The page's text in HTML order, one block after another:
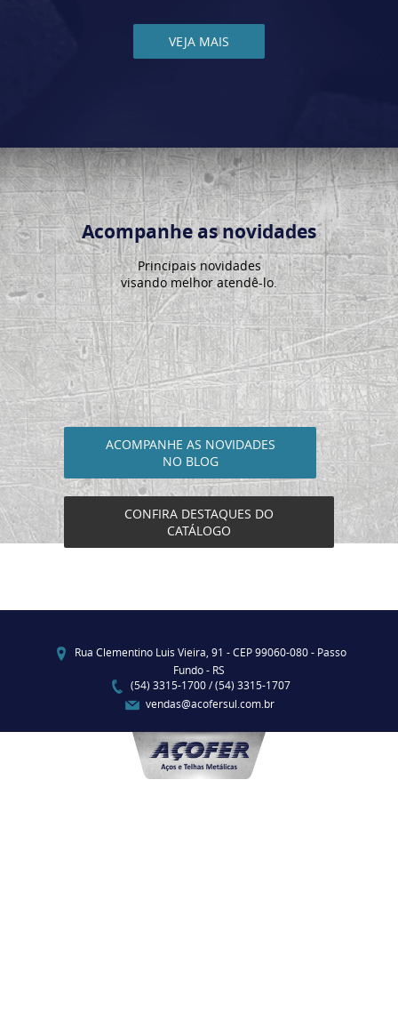
VEJA MAIS
Acompanhe as novidades
Principais novidades
visando melhor atendê-lo.
ACOMPANHE AS NOVIDADES
NO BLOG
CONFIRA DESTAQUES DO
CATÁLOGO
Rua Clementino Luis Vieira, 91 - CEP 99060-080 - Passo
Fundo - RS
(54) 3315-1700 / (54) 3315-1707
vendas@acofersul.com.br